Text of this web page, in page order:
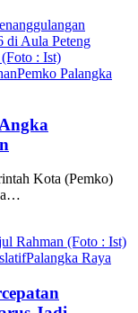
Pemko Palangka
Kota (Pemko)
…
Palangka Raya